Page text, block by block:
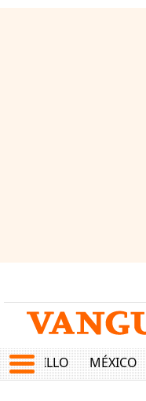
SALTILLO MÉXICO